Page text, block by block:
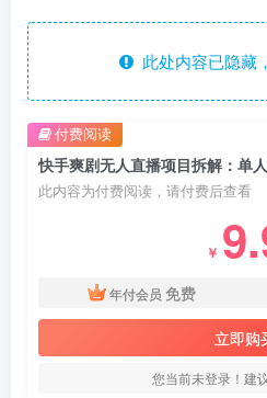
此处内容已隐藏
此内容为付费阅读，请付费后查看
￥
年付会员 免费
立即购
您当前未登录！建
付费阅读